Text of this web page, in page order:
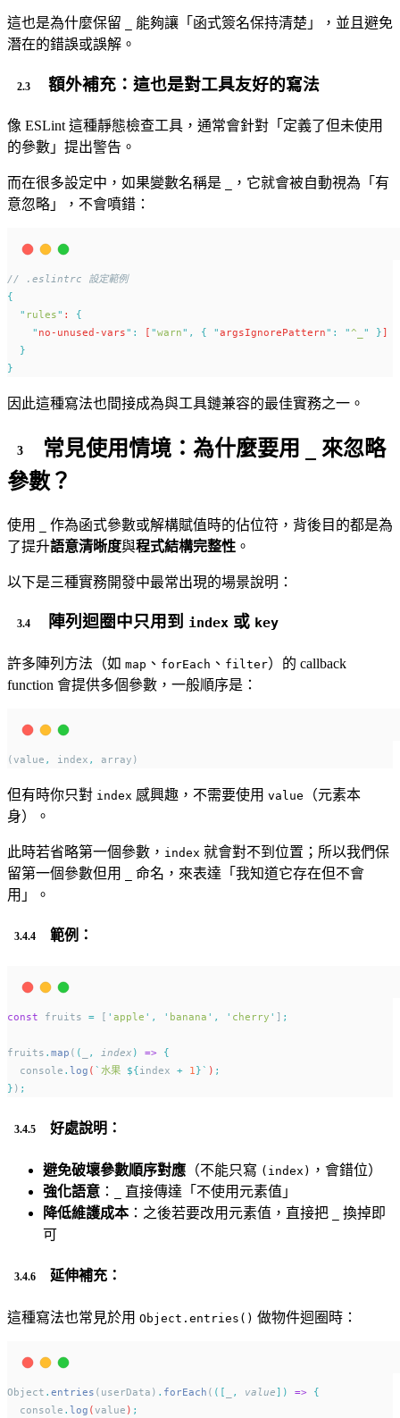
這也是為什麼保留
能夠讓「函式簽名保持清楚」，並且避免
潛在的錯誤或誤解。
額外補充：這也是對工具友好的寫法
像 ESLint 這種靜態檢查工具，通常會針對「定義了但未使用
的參數」提出警告。
而在很多設定中，如果變數名稱是
，它就會被自動視為「有
意忽略」，不會噴錯：
// .eslintrc 設定範例
{
" rules" : {
" no-unused-vars" : [ "warn" , { "argsIgnorePattern" : "^_ " }]
}
}
因此這種寫法也間接成為與工具鏈兼容的最佳實務之一。
常見使用情境：為什麼要用
來忽略
參數？
使用
作為函式參數或解構賦值時的佔位符，背後目的都是為
了提升語意清晰度與程式結構完整性 。
以下是三種實務開發中最常出現的場景說明：
陣列迴圈中只用到 index 或 key
許多陣列方法（如 map 、 forEach 、 filter）的 callback
function 會提供多個參數，一般順序是：
(value , index , array)
但有時你只對 index 感興趣，不需要使用 value
（元素本
身）。
此時若省略第一個參數， index 就會對不到位置；所以我們保
留第一個參數但用
命名，來表達「我知道它存在但不會
用」。
範例：
const fruits = [ ' apple ' , ' banana ' , ' cherry ' ] ;
fruits . map ( ( , index ) => {
console . log ( ` 水果 ${index + 1 }` ) ;
} ) ;
好處說明：
避免破壞參數順序對應 （不能只寫 (index) ，會錯位）
強化語意 ：
直接傳達「不使用元素值」
降低維護成本：之後若要改用元素值，直接把
換掉即
可
延伸補充：
這種寫法也常見於用 Object.entries() 做物件迴圈時：
Object . entries (userData) . forEach ( ([ , value]) => {
console . log (value ) ;